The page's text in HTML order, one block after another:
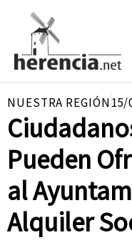
contenido
NUESTRA REGIÓN15/
Pueden
al
Alquiler